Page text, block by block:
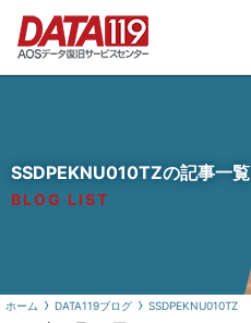
SSDPEKNU010TZの記事一覧
BLOG LIST
ホーム DATA119ブログ SSDPEKNU010TZ